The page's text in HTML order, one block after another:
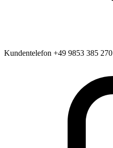
Kundentelefon +49 9853 385 270